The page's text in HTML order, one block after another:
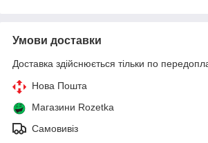
Умови доставки
Доставка здійснюється тільки по
Нова Пошта
Магазини Rozetka
Самовивіз